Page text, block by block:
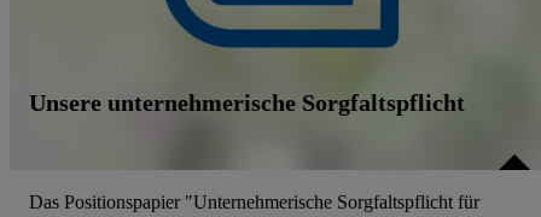
Unsere unternehmerische Sorgfaltspflicht
Das Positionspapier "Unternehmerische Sorgfaltspflicht für